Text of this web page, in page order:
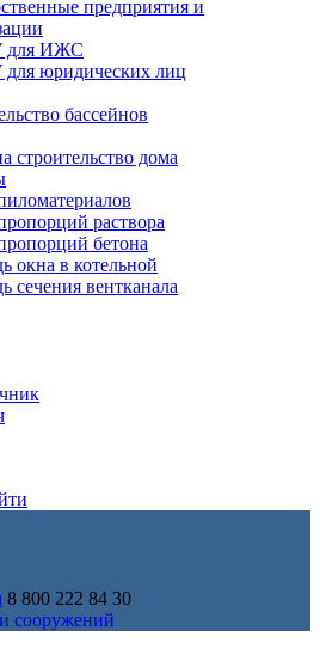
предприятия и
ИЖС
юридических лиц
бассейнов
строительство дома
раствора
бетона
окна в котельной
сечения вентканала
8 800 222 84 30
сооружений